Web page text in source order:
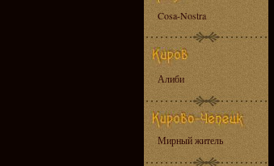
Cosa-Nostra
Алиби
Мирный житель